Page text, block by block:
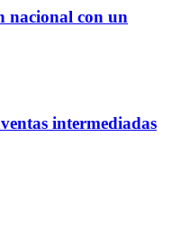
nacional con un
intermediadas